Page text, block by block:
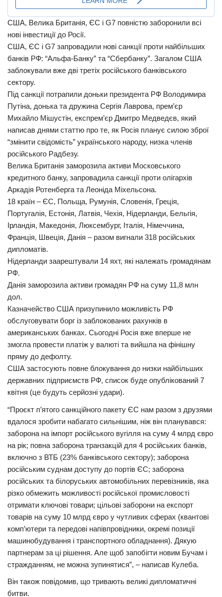
США, Велика Британія, ЄС і G7 повністю заборонили всі
нові інвестиції до Росії.
США, ЄС і G7 запровадили нові санкції проти найбільших
банків РФ: “Альфа-Банку” та “Сбербанку”. Загалом США
заблокували вже дві третіх російського банківського
сектору.
Під санкції потрапили доньки президента РФ Володимира
Путіна, донька та дружина Сергія Лаврова, прем’єр
Михайло Мішустін, експрем’єр Дмитро Медведєв, який
написав днями статтю про те, як Росія планує силою зброї
“змінити свідомість” українського народу, низка членів
російського Радбезу.
Велика Британія заморозила активи Московського
кредитного банку, запровадила санкції проти олігархів
Аркадія Ротенберга та Леоніда Міхельсона.
18 країн – ЄС, Польща, Румунія, Словенія, Греція,
Португалія, Естонія, Латвія, Чехія, Нідерланди, Бельгія,
Ірландія, Македонія, Люксембург, Італія, Німеччина,
Франція, Швеція, Данія – разом вигнали 318 російських
дипломатів.
Нідерланди заарештували 14 яхт, які належать громадянам
РФ.
Данія заморозила активи громадян РФ на суму 11,8 млн
дол.
Казначейство США призупинило можливість РФ
обслуговувати борг із заблокованих рахунків в
американських банках. Сьогодні Росія вже вперше не
змогла провести платіж у валюті та вийшла на фінішну
пряму до дефолту.
США застосують повне блокування до низки найбільших
державних підприємств РФ, список буде опублікований 7
квітня (це будуть серйозні удари).
“Проєкт п’ятого санкційного пакету ЄС нам разом з друзями
вдалося зробити набагато сильнішим, ніж він планувався:
заборона на імпорт російського вугілля на суму 4 млрд євро
на рік; повна заборона транзакцій для 4 російських банків,
включно з ВТБ (23% банківського сектору); заборона
російським суднам доступу до портів ЄС; заборона
російських та білоруських автомобільних перевізників, яка
різко обмежить можливості російської промисловості
отримати ключові товари; цільові заборони на експорт
товарів на суму 10 млрд євро у чутливих сферах (квантові
комп’ютери та передові напівпровідники, окремі позиції
машинобудування і транспортного обладнання). Дякую
партнерам за ці рішення. Але щоб запобігти новим Бучам і
стражданням, не можна зупинятися”, – написав Кулеба.
Він також повідомив, що тривають великі дипломатичні
битви.